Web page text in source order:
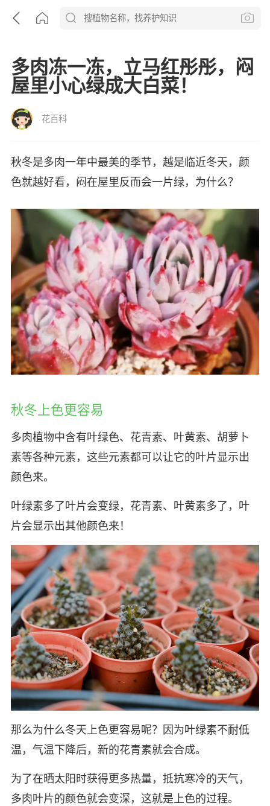
多肉冻一冻，立马红彤彤，闷
屋里小心绿成大白菜！
花百科
秋冬是多肉一年中最美的季节，越是临近冬天，颜
色就越好看，闷在屋里反而会一片绿，为什么？
秋冬上色更容易
多肉植物中含有叶绿色、花青素、叶黄素、胡萝卜
素等各种元素，这些元素都可以让它的叶片显示出
颜色来。
叶绿素多了叶片会变绿，花青素、叶黄素多了，叶
片会显示出其他颜色来！
那么为什么冬天上色更容易呢？因为叶绿素不耐低
温，气温下降后，新的花青素就会合成。
为了在晒太阳时获得更多热量，抵抗寒冷的天气，
多肉叶片的颜色就会变深，这就是上色的过程。